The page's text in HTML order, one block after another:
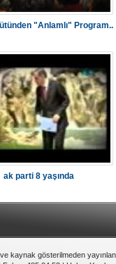
"Anlamlı" Program..
ak parti 8 yaşında
kaynak gösterilmeden